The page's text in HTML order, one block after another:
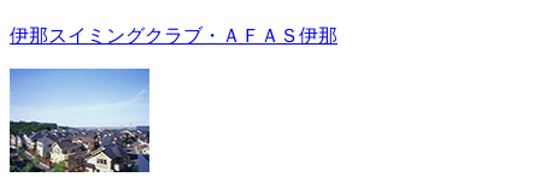
伊那スイミングクラブ・ＡＦＡＳ伊那